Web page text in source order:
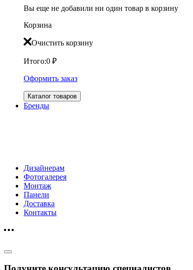
Вы еще не добавили ни один товар в корзину
Корзина
Очистить корзину
Итого:0 ₽
Оформить заказ
Каталог товаров
Бренды
Дизайнерам
Фотогалерея
Монтаж
Панели
Доставка
Контакты